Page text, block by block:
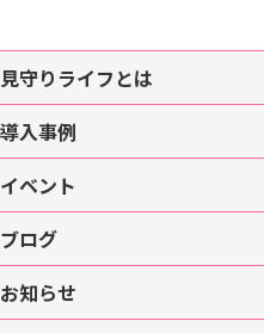
見守りライフとは
導入事例
イベント
ブログ
お知らせ